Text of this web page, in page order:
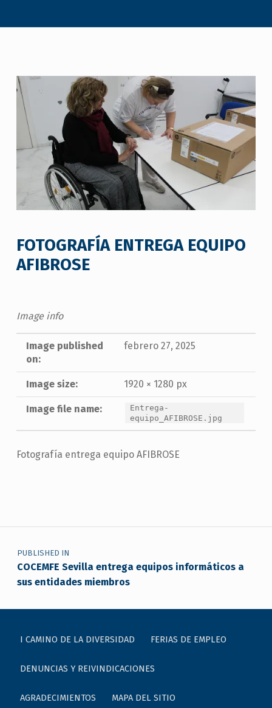
FOTOGRAFÍA ENTREGA EQUIPO
AFIBROSE
Image info
Image published
on:
febrero 27, 2025
Image size: 1920 × 1280 px
Image file name:
Entrega-
equipo_AFIBROSE.jpg
Fotografía entrega equipo AFIBROSE
Navegación de entradas
PUBLISHED IN
COCEMFE Sevilla entrega equipos informáticos a
sus entidades miembros
I CAMINO DE LA DIVERSIDAD FERIAS DE EMPLEO
DENUNCIAS Y REIVINDICACIONES
AGRADECIMIENTOS MAPA DEL SITIO